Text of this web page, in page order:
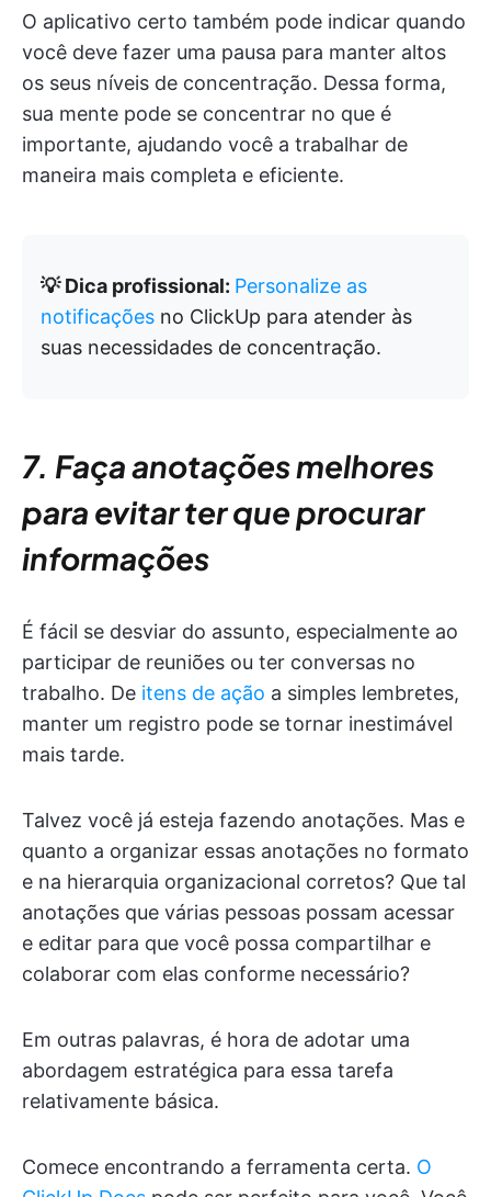
O aplicativo certo também pode indicar quando
você deve fazer uma pausa para manter altos
os seus níveis de concentração. Dessa forma,
sua mente pode se concentrar no que é
importante, ajudando você a trabalhar de
maneira mais completa e eficiente.
💡 Dica profissional: Personalize as
notificações no ClickUp para atender às
suas necessidades de concentração.
7. Faça anotações melhores
para evitar ter que procurar
informações
É fácil se desviar do assunto, especialmente ao
participar de reuniões ou ter conversas no
trabalho. De itens de ação a simples lembretes,
manter um registro pode se tornar inestimável
mais tarde.
Talvez você já esteja fazendo anotações. Mas e
quanto a organizar essas anotações no formato
e na hierarquia organizacional corretos? Que tal
anotações que várias pessoas possam acessar
e editar para que você possa compartilhar e
colaborar com elas conforme necessário?
Em outras palavras, é hora de adotar uma
abordagem estratégica para essa tarefa
relativamente básica.
Comece encontrando a ferramenta certa. O